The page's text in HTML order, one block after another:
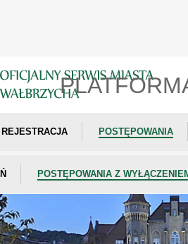
REJESTRACJA POSTĘPOWANIA
POSTĘPOWANIA Z